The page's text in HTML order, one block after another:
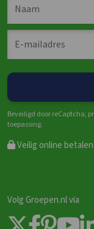
Beveiligd door reCaptcha,
toepassing.
Veilig online
Volg Groepen.nl via